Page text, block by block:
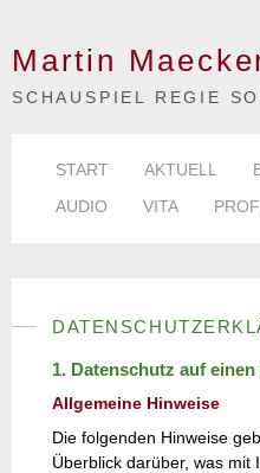
Martin
SCHAUSPIEL REGIE
START AKTUELL
AUDIO
VITA
1. Datenschutz auf
Allgemeine Hinweise
Die folgenden Hinweise
Überblick darüber, was mit